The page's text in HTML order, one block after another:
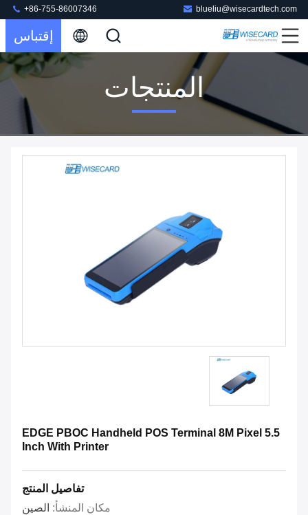
blueliu@wisecardtech.com
+86-755-86007346
إقتباس
المنتجات
EDGE PBOC Handheld POS Terminal 8M Pixel 5.5
Inch With Printer
تفاصيل المنتج
مكان المنشأ: الصين